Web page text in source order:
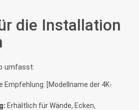
die Installation
umfasst:
Empfehlung: [Modellname der 4K-
Erhältlich für Wände, Ecken,